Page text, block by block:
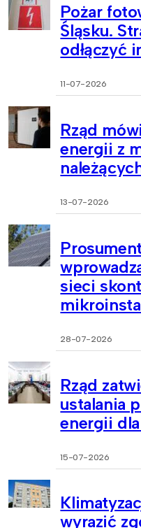
Pożar
Śląsku.
odłączyć
11-07-2026
Rząd
energii z
13-07-2026
sieci
28-07-2026
Rząd
ustalania
energii
15-07-2026
wyrazić